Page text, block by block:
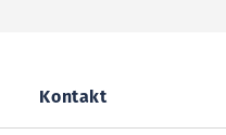
Kontakt